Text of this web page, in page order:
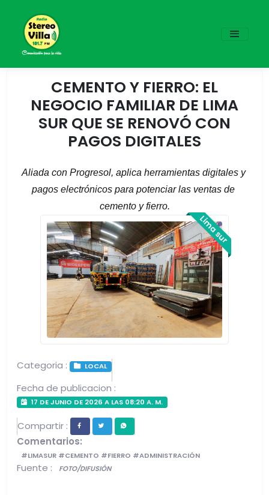
CEMENTO Y FIERRO: EL
NEGOCIO FAMILIAR DE LIMA
SUR QUE SE RENOVÓ CON
PAGOS DIGITALES
Aliada con Progresol, aplica herramientas digitales y
pagos electrónicos para potenciar las ventas de
cemento y fierro.
Lima sur
Categoria : LOCAL
Fecha de publicacion :
17 DE JUNIO DE 2026 A LAS 08:20 A. M.
Compartir :
Comentarios:
#LIMASUR #CEMENTO #FIERRO #ADMINISTRACIÓN
Fuente : FOTO/DIFUSIÓN